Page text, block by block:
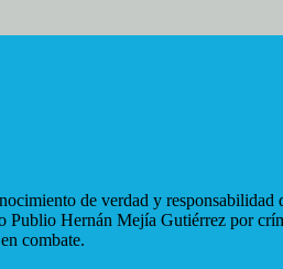
de verdad y
Hernán Mejía Gutiérrez por
combate.